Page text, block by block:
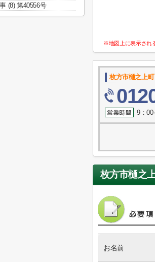
※地図上に表示され
枚方市樋之上
9：
枚方市樋之
お名前
(8) 第40556号